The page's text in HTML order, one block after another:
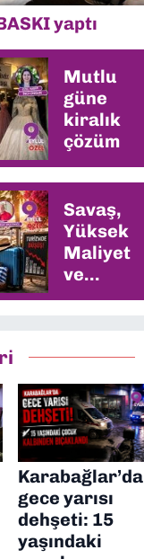
yaptı
Mutlu
güne
kiralık
çözüm
Savaş,
Yüksek
Maliyet
ve
Müşteri
Vurdu
Karabağlar’da
gece yarısı
dehşeti: 15
yaşındaki